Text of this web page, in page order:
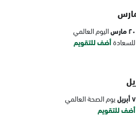
٢٠ مارس
اليوم العالمي
للسعادةأضف للتقويم
٧ أبريل يوم الصحة العالمي
أضف للتقويم